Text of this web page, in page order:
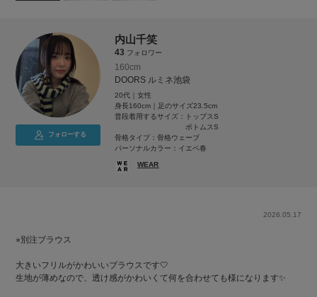
フォローする
内山千笑
43 フォロワー
160cm
DOORS ルミネ池袋
20代｜女性
身長160cm｜足のサイズ23.5cm
普段着用するサイズ：
トップスS
ボトムスS
骨格タイプ：骨格ウェーブ
パーソナルカラー：イエベ春
WEAR
2026.05.17
⭐︎別注ブラウス
大きいフリルがかわいいブラウスです🤍
生地が薄めなので、透け感がかわいくて何を合わせても様になります✨